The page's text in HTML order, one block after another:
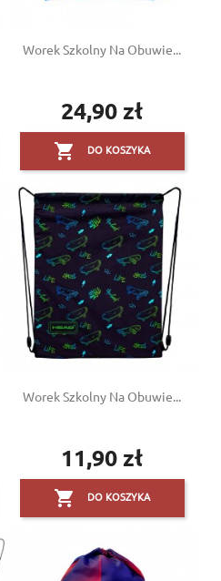
Worek Szkolny Na Obuwie...
Cena
24,90 zł
 DO KOSZYKA
Worek Szkolny Na Obuwie...
Cena
11,90 zł
 DO KOSZYKA